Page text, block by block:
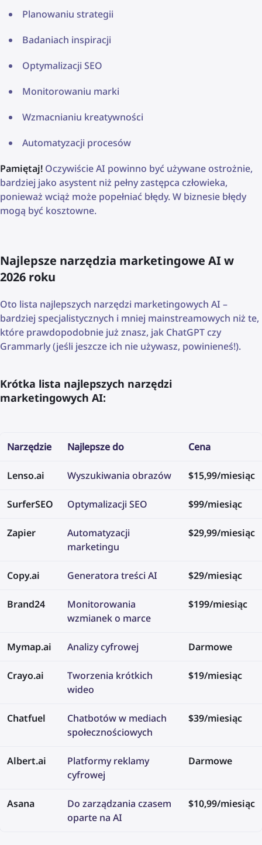
Planowaniu strategii
Badaniach inspiracji
Optymalizacji SEO
Monitorowaniu marki
Wzmacnianiu kreatywności
Automatyzacji procesów
Pamiętaj! Oczywiście AI powinno być używane ostrożnie,
bardziej jako asystent niż pełny zastępca człowieka,
ponieważ wciąż może popełniać błędy. W biznesie błędy
mogą być kosztowne.
Najlepsze narzędzia marketingowe AI w
2026 roku
Oto lista najlepszych narzędzi marketingowych AI –
bardziej specjalistycznych i mniej mainstreamowych niż te,
które prawdopodobnie już znasz, jak ChatGPT czy
Grammarly (jeśli jeszcze ich nie używasz, powinieneś!).
Krótka lista najlepszych narzędzi
marketingowych AI:
Narzędzie Najlepsze do Cena
Lenso.ai Wyszukiwania obrazów $15,99/miesiąc
SurferSEO Optymalizacji SEO $99/miesiąc
Zapier
Automatyzacji
marketingu
$29,99/miesiąc
Copy.ai Generatora treści AI $29/miesiąc
Brand24
Monitorowania
wzmianek o marce
$199/miesiąc
Mymap.ai Analizy cyfrowej Darmowe
Crayo.ai
Tworzenia krótkich
wideo
$19/miesiąc
Chatfuel
Chatbotów w mediach
społecznościowych
$39/miesiąc
Albert.ai
Platformy reklamy
cyfrowej
Darmowe
Asana
Do zarządzania czasem
oparte na AI
$10,99/miesiąc